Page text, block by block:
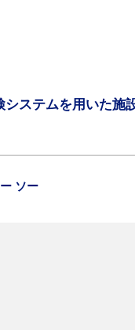
ステムを用いた施
ソー